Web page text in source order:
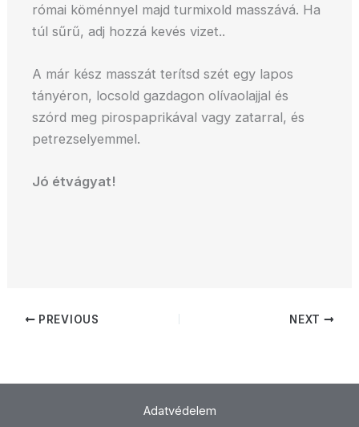
római köménnyel majd turmixold masszává. Ha
túl sűrű, adj hozzá kevés vizet..
A már kész masszát terítsd szét egy lapos
tányéron, locsold gazdagon olívaolajjal és
szórd meg pirospaprikával vagy zatarral, és
petrezselyemmel.
Jó étvágyat!
PREVIOUS NEXT
Adatvédelem